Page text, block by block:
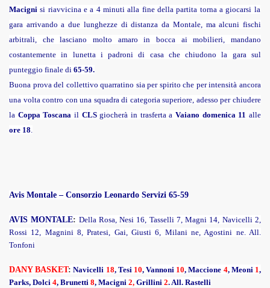
Macigni si riavvicina e a 4 minuti alla fine della partita torna a giocarsi la
gara arrivando a due lunghezze di distanza da Montale, ma alcuni fischi
arbitrali, che lasciano molto amaro in bocca ai mobilieri, mandano
costantemente in lunetta i padroni di casa che chiudono la gara sul
punteggio finale di 65-59.
Buona prova del collettivo quarratino sia per spirito che per intensità ancora
una volta contro con una squadra di categoria superiore, adesso per chiudere
la Coppa Toscana il CLSgiocherà in trasferta aVaiano domenica 11 alle
ore 18.
Avis Montale – Consorzio Leonardo Servizi 65-59
AVIS MONTALE: Della Rosa, Nesi 16, Tasselli 7, Magni 14, Navicelli 2,
Rossi 12, Magnini 8, Pratesi, Gai, Giusti 6, Milani ne, Agostini ne. All.
Tonfoni
DANY BASKET: Navicelli 18, Tesi10, Vannoni 10, Maccione 4, Meoni 1,
Parks, Dolci 4, Brunetti 8, Macigni 2, Grillini 2. All. Rastelli